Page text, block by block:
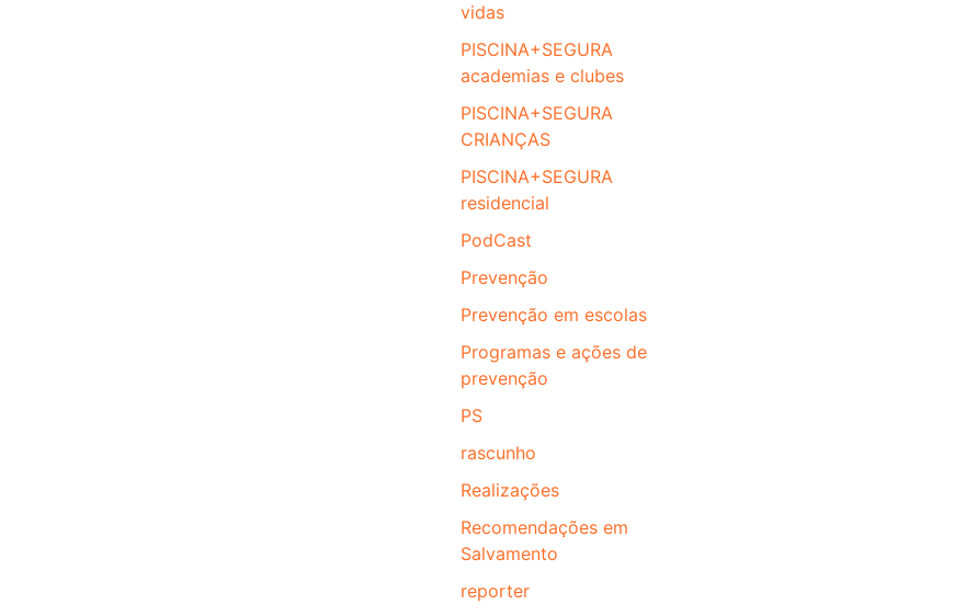
vidas
PISCINA+SEGURA
academias e clubes
PISCINA+SEGURA
CRIANÇAS
PISCINA+SEGURA
residencial
PodCast
Prevenção
Prevenção em escolas
Programas e ações de
prevenção
PS
rascunho
Realizações
Recomendações em
Salvamento
reporter